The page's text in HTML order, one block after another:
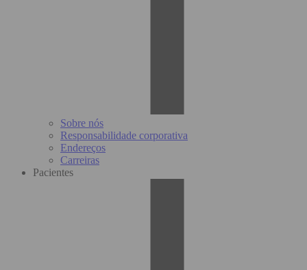
Sobre nós
Responsabilidade corporativa
Endereços
Carreiras
Pacientes